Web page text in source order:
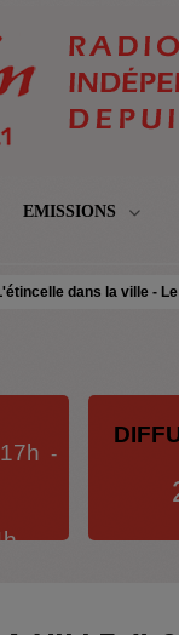
EMISSIONS
dans la ville -
17h -
h